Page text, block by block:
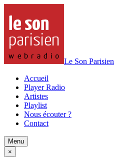
Le Son Parisien
Accueil
Player Radio
Artistes
Playlist
Nous écouter ?
Contact
Menu
×